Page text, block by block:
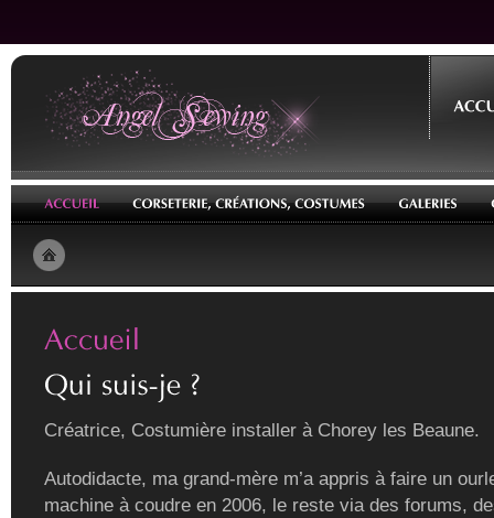
Créatrice, Costumière installer à Chorey les Beaune.
Autodidacte, ma grand-mère m’a appris à faire un
machine à coudre en 2006, le reste via des forums,